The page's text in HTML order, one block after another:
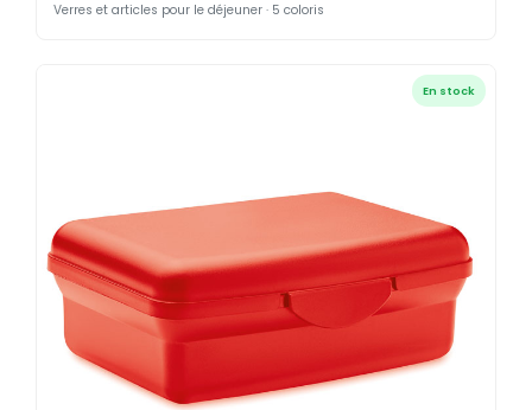
Verres et articles pour le déjeuner · 5 coloris
En stock